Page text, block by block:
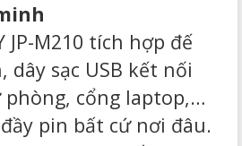
JP-M210 tích hợp đế
dây sạc USB kết nối
cổng laptop,…
pin bất cứ nơi đâu.